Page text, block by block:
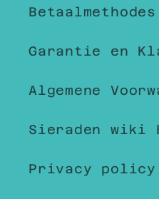
Betaalmethodes
Garantie en
Algemene
Sieraden wiki
Privacy policy